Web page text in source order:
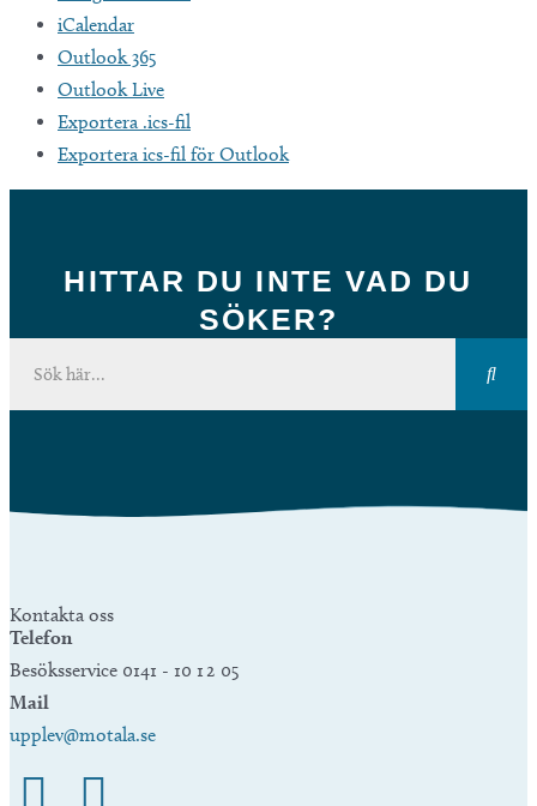
iCalendar
Outlook 365
Outlook Live
Exportera .ics-fil
Exportera ics-fil för Outlook
HITTAR DU INTE VAD DU
SÖKER?
Kontakta oss
Telefon
Besöksservice 0141 - 10 1 2 05
Mail
upplev@motala.se